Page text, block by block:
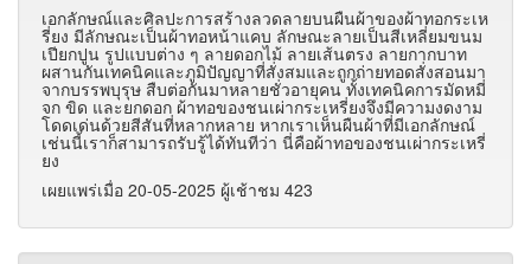
เอกลักษณ์และศิลปะการสร้างลวดลายบนผืนผ้าของผ้าทอกระเห
รี่ยง มีลักษณะเป็นผ้าทอหน้าแคบ ลักษณะลายเป็นสีเหลี่ยมขนม
เปียกปูน รูปแบบต่าง ๆ ลายดอกไม้ ลายเส้นตรง ลายกากบาท
ผสานกันเทคนิคและภูมิปัญญาที่สั่งสมและถูกถ่ายทอดสั่งสอนมา
จากบรรพบุรุษ สืบต่อกันมาหลายชั่วอายุคน ทั้งเทคนิคการมัดหมี่
จก ขิด และยกดอก ผ้าทอของชนเผ่ากระเหรี่ยงจึงมีความงดงาม
โดดเด่นด้วยสีสันที่หลากหลาย หากเราเห็นผืนผ้าที่มีเอกลักษณ์
เช่นนี้เราก็สามารถรับรู้ได้ทันทีว่า นี่คือผ้าทอของชนเผ่ากระเหรี่
ยง
เผยแพร่เมื่อ 20-05-2025 ผู้เช้าชม 423